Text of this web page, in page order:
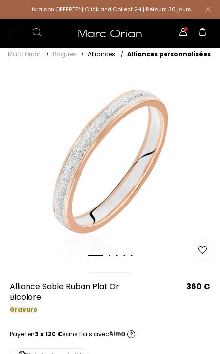
Livraison OFFERTE* | Click and Collect 2H | Retours 30 jours
Marc Orian Bagues Alliances Alliances personnalisées
Alliance Sable Ruban Plat Or
Bicolore
360 €
Gravure
Payer en3 x 120 €sans frais avec ?